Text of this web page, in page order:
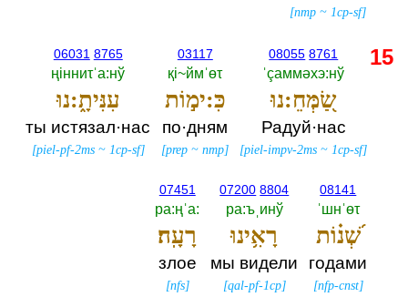
[nmp~ 1cp-sf]
08055 8761
ˈçаммәхэ:нў
שַׂ֭מְּחֵ:נוּ
Радуй·нас
[piel-impv-2ms ~1cp-sf]
03117
қi~ймˈөτ
כִּ:ימ֣וֹת
по·дням
[prep ~nmp]
06031 8765
ңiнниτˈа:нў
עִנִּיתָ֑:נוּ
ты истязал·нас
[piel-pf-2ms~ 1cp-sf]
08141
ˈшнˈөτ
שְׁ֝נ֗וֹת
годами
[nfp-cnst]
07200 8804
ра:ъˌинў
רָאִ֥ינוּ
мы видели
[qal-pf-1cp]
07451
ра:ңˈа:‎
רָעָֽה׃
злое
[nfs]
15